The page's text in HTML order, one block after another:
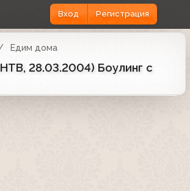
Вход Регистрация
Едим дома
28.03.2004) Боулинг с